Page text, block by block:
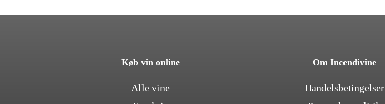
Køb vin online
Alle vine
Om Incendivine
Handelsbetingelser